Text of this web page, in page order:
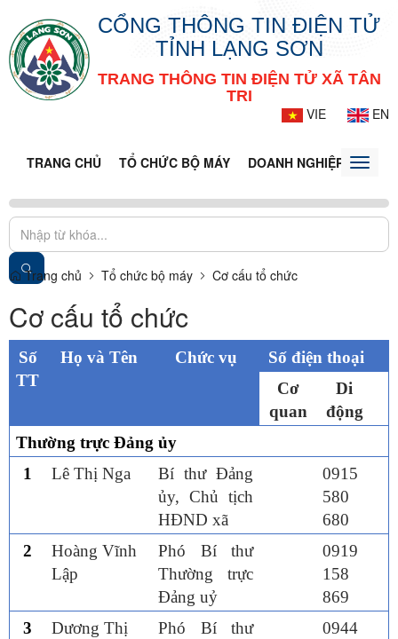
CỔNG THÔNG TIN ĐIỆN TỬ
TỈNH LẠNG SƠN
TRANG THÔNG TIN ĐIỆN TỬ XÃ TÂN
TRI
VIE
EN
TRANG CHỦ TỔ CHỨC BỘ MÁY DOANH NGHIỆP TIN
Toggle
Trang chủ Tổ chức bộ máy Cơ cấu tổ chức
Cơ cấu tổ chức
Số
TT
Họ và Tên Chức vụ
Số điện thoại
Cơ
quan
Di
động
Thường trực Đảng ủy
1
Lê Thị Nga
Bí thư Đảng
ủy, Chủ tịch
HĐND xã
0915
580
680
2
Hoàng Vĩnh
Lập
Phó Bí thư
Thường trực
Đảng uỷ
0919
158
869
3
Dương Thị
Phó Bí thư
0944